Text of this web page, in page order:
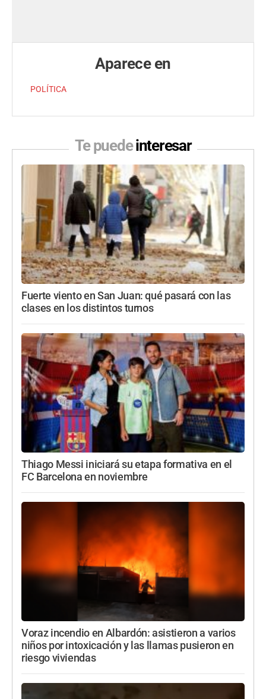
Aparece en
POLÍTICA
Te puedeinteresar
Fuerte viento en San Juan: qué pasará con las
clases en los distintos turnos
Thiago Messi iniciará su etapa formativa en el
FC Barcelona en noviembre
Voraz incendio en Albardón: asistieron a varios
niños por intoxicación y las llamas pusieron en
riesgo viviendas